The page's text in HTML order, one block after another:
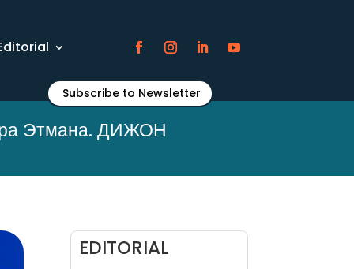
Subscribe to Newsletter
Этмана. ДИЖОН
EDITORIAL